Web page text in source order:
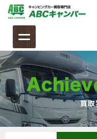
ツ
へ
ス
キ
ッ
プ
買